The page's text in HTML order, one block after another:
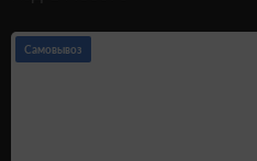
Аксессуары
Самовывоз